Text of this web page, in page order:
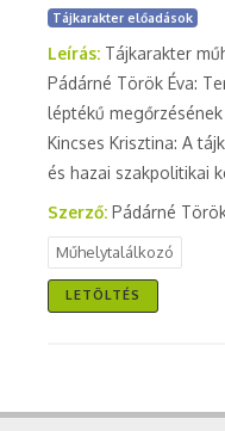
Tájkarakter előadások
Leírás: Tájkarakter
Pádárné Török Éva:
léptékű
Kincses Krisztina: A
és hazai szakpolitikai
Szerző: Pádárné
Műhelytalálkozó
LETÖLTÉS